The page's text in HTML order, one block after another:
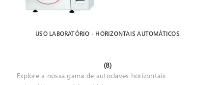
USO LABORATÓRIO - HORIZONTAIS AUTOMÁTICOS
(8)
Explore a nossa gama de autoclaves horizontais